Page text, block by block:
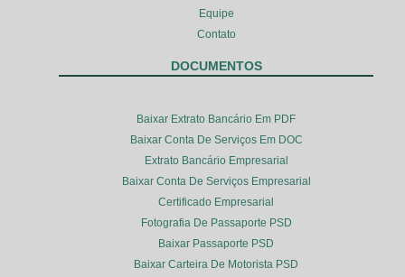
Equipe
Contato
DOCUMENTOS
Baixar Extrato Bancário Em PDF
Baixar Conta De Serviços Em DOC
Extrato Bancário Empresarial
Baixar Conta De Serviços Empresarial
Certificado Empresarial
Fotografia De Passaporte PSD
Baixar Passaporte PSD
Baixar Carteira De Motorista PSD